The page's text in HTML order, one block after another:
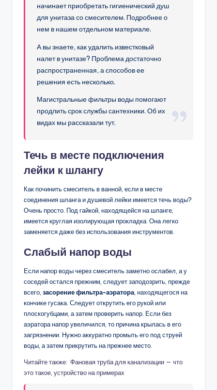
начинает приобретать гигиенический душ
для унитаза со смесителем. Подробнее о
нем в нашем отдельном материале.
А вы знаете, как удалить известковый
налет в унитазе? Проблема достаточно
распространенная, а способов ее
решения есть несколько.
Магистральные фильтры воды помогают
продлить срок службы сантехники. Об их
видах мы рассказали тут.
Течь в месте подключения
лейки к шлангу
Как починить смеситель в ванной, если в месте
соединения шланга и душевой лейки имеется течь воды?
Очень просто. Под гайкой, находящейся на шланге,
имеется круглая изолирующая прокладка. Она легко
заменяется даже без использования инструментов.
Слабый напор воды
Если напор воды через смеситель заметно ослабел, а у
соседей остался прежним, следует заподозрить, прежде
всего, засорение фильтра-аэратора, находящегося на
кончике гусака. Следует открутить его рукой или
плоскогубцами, а затем проверить напор. Если без
аэратора напор увеличился, то причина крылась в его
загрязнении. Нужно аккуратно промыть его под струей
воды, а затем прикрутить на прежнее место.
Читайте также: Фановая труба для канализации — что
это такое, устройство на примерах